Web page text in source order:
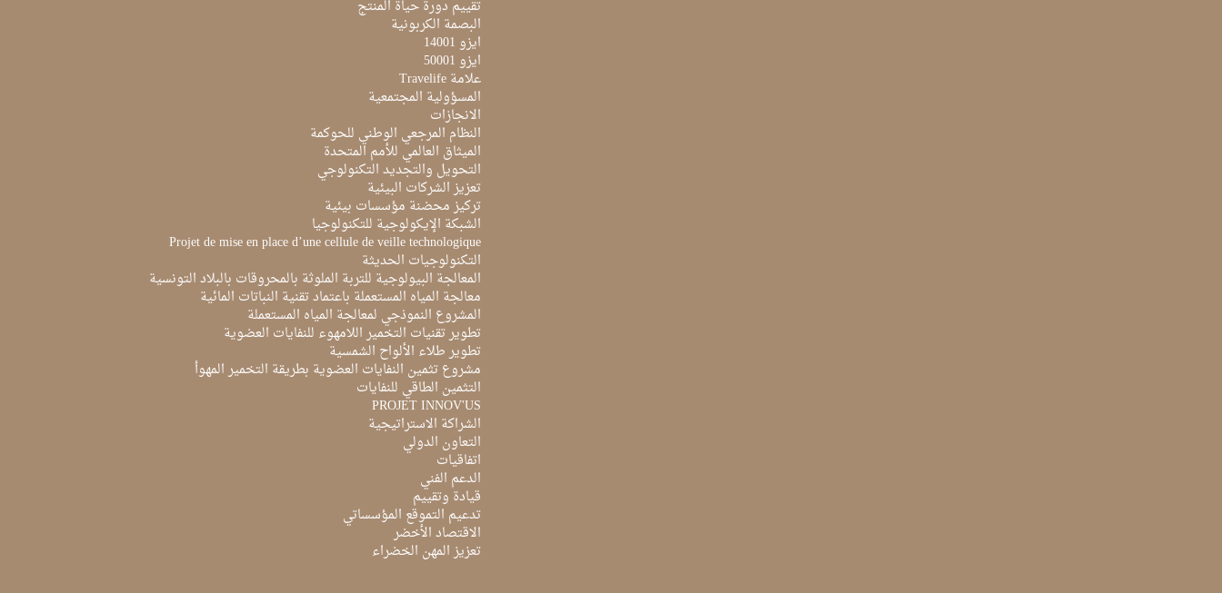
تقييم دورة حياة المنتج
البصمة الكربونية
ايزو 14001
ايزو 50001
علامة Travelife
المسؤولية المجتمعية
الانجازات
النظام المرجعي الوطني للحوكمة
الميثاق العالمي للأمم المتحدة
التحويل والتجديد التكنولوجي
تعزيز الشركات البيئية
تركيز محضنة مؤسسات بيئية
الشبكة الإيكولوجية للتكنولوجيا
Projet de mise en place d’une cellule de veille technologique
التكنولوجيات الحديثة
المعالجة البيولوجية للتربة الملوثة بالمحروقات بالبلاد التونسية
معالجة المياه المستعملة باعتماد تقنية النباتات المائية
المشروع النموذجي لمعالجة المياه المستعملة
تطوير تقنيات التخمير اللامهوء للنفايات العضوية
تطوير طلاء الألواح الشمسية
مشروع تثمين النفايات العضوية بطريقة التخمير المهوأ
التثمين الطاقي للنفايات
PROJET INNOV'US
الشراكة الاستراتيجية
التعاون الدولي
اتفاقيات
الدعم الفني
قيادة وتقييم
تدعيم التموقع المؤسساتي
الاقتصاد الأخضر
تعزيز المهن الخضراء